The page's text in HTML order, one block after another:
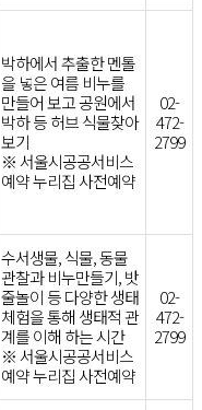
박하에서 추출한 멘톨
을 넣은 여름 비누를
만들어 보고 공원에서
박하 등 허브 식물찾아
보기
※ 서울시공공서비스
예약 누리집 사전예약
02-
472-
2799
수서생물, 식물, 동물
관찰과 비누만들기, 밧
줄놀이 등 다양한 생태
체험을 통해 생태적 관
계를 이해 하는 시간
※ 서울시공공서비스
예약 누리집 사전예약
02-
472-
2799